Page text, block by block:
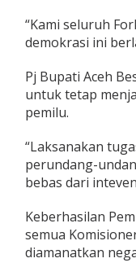
“Kami seluruh
demokrasi ini
Pj Bupati Aceh
untuk tetap
pemilu.
“Laksanakan
perundang-
bebas dari
Keberhasilan
semua
diamanatkan